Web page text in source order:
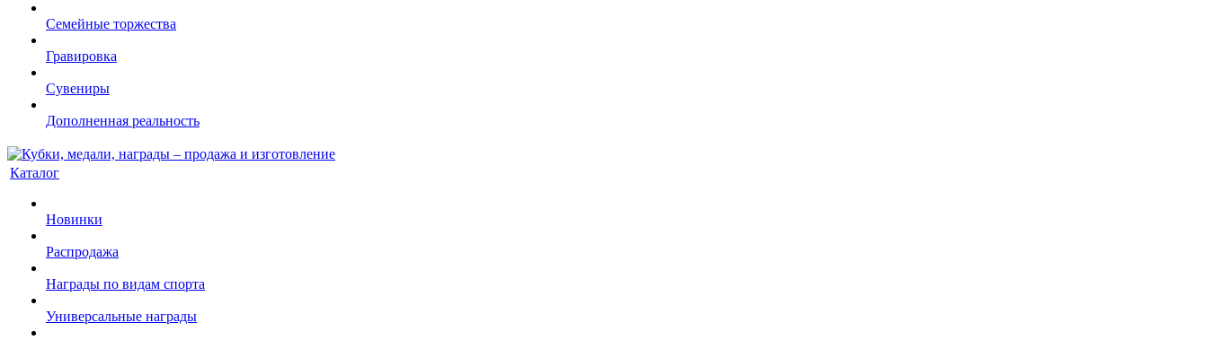
Семейные торжества
Гравировка
Сувениры
Дополненная реальность
Каталог
Новинки
Распродажа
Награды по видам спорта
Универсальные награды